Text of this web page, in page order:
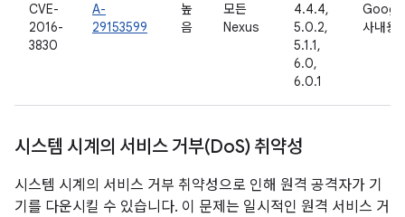
CVE-
2016-
3830
A-
29153599
높
음
모든
Nexus
4.4.4,
5.0.2,
5.1.1,
6.0,
6.0.1
사내용
시스템 시계의 서비스 거부(DoS) 취약성
시스템 시계의 서비스 거부 취약성으로 인해 원격 공격자가 기
기를 다운시킬 수 있습니다. 이 문제는 일시적인 원격 서비스 거